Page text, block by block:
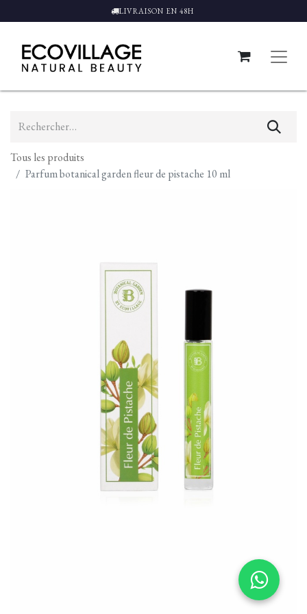
LIVRAISON EN 48H
Tous les produits
Parfum botanical garden fleur de pistache 10 ml